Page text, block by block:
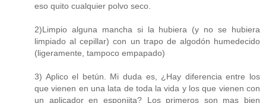
eso quito cualquier polvo seco.
2)Limpio alguna mancha si la hubiera (y no se hubiera
limpiado al cepillar) con un trapo de algodón humedecido
(ligeramente, tampoco empapado)
3) Aplico el betún. Mi duda es, ¿Hay diferencia entre los
que vienen en una lata de toda la vida y los que vienen con
un aplicador en esponjita? Los primeros son mas bien